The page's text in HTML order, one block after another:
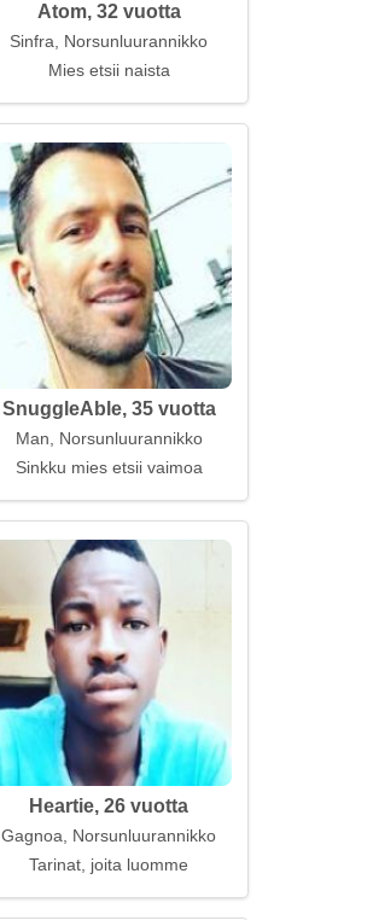
Atom, 32 vuotta
Sinfra, Norsunluurannikko
Mies etsii naista
SnuggleAble, 35 vuotta
Man, Norsunluurannikko
Sinkku mies etsii vaimoa
Heartie, 26 vuotta
Gagnoa, Norsunluurannikko
Tarinat, joita luomme